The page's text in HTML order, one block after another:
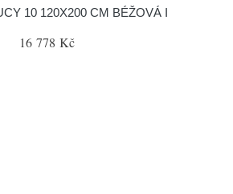
10 120X200 CM BÉŽOVÁ I
16 778 Kč